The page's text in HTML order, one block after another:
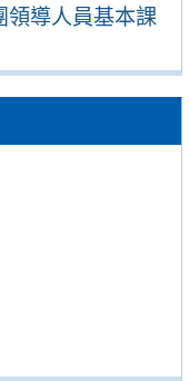
領導人員基本課